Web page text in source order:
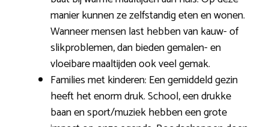
manier kunnen ze zelfstandig eten en wonen.
Wanneer mensen last hebben van kauw- of
slikproblemen, dan bieden gemalen- en
vloeibare maaltijden ook veel gemak.
Families met kinderen: Een gemiddeld gezin
heeft het enorm druk. School, een drukke
baan en sport/muziek hebben een grote